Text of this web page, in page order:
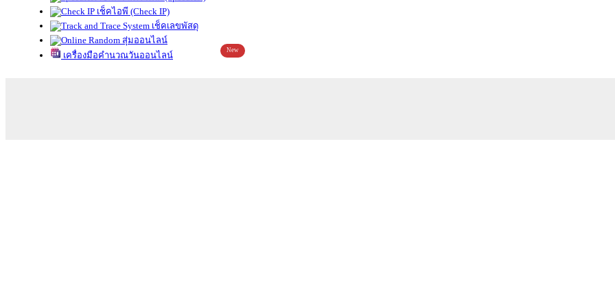
เช็คไอพี (Check IP)
เช็คเลขพัสดุ
สุ่มออนไลน์
เครื่องมือคำนวณวันออนไลน์
New